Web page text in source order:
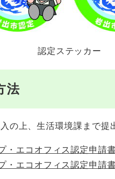
認定ステッカー
法
の上、生活環境課まで提
・エコオフィス認定申請
・エコオフィス認定申請